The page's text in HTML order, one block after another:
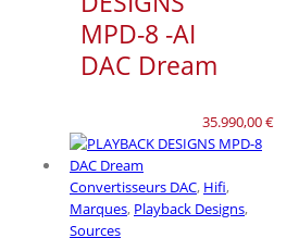
MPD-8 -AI
DAC Dream
35.990,00€
Convertisseurs DAC, Hifi,
Marques, Playback Designs,
Sources